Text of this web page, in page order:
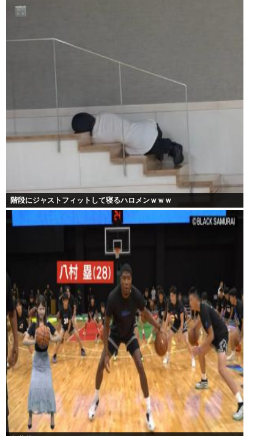
階段にジャストフィットして寝るハロメンｗｗｗ